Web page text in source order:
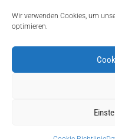
Wir verwenden Cookies, um
optimieren.